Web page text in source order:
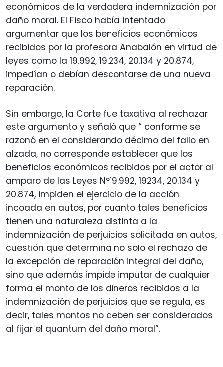
económicos de la verdadera indemnización por
daño moral. El Fisco había intentado
argumentar que los beneficios económicos
recibidos por la profesora Anabalón en virtud de
leyes como la 19.992, 19.234, 20.134 y 20.874,
impedían o debían descontarse de una nueva
reparación.
Sin embargo, la Corte fue taxativa al rechazar
este argumento y señaló que “ conforme se
razonó en el considerando décimo del fallo en
alzada, no corresponde establecer que los
beneficios económicos recibidos por el actor al
amparo de las Leyes N°19.992, 19234, 20.134 y
20.874, impiden el ejercicio de la acción
incoada en autos, por cuanto tales beneficios
tienen una naturaleza distinta a la
indemnización de perjuicios solicitada en autos,
cuestión que determina no solo el rechazo de
la excepción de reparación integral del daño,
sino que además impide imputar de cualquier
forma el monto de los dineros recibidos a la
indemnización de perjuicios que se regula, es
decir, tales montos no deben ser considerados
al fijar el quantum del daño moral”.